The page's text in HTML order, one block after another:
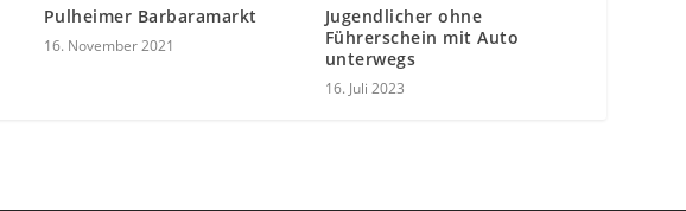
Pulheimer Barbaramarkt
16. November 2021
Jugendlicher ohne
Führerschein mit Auto
unterwegs
16. Juli 2023